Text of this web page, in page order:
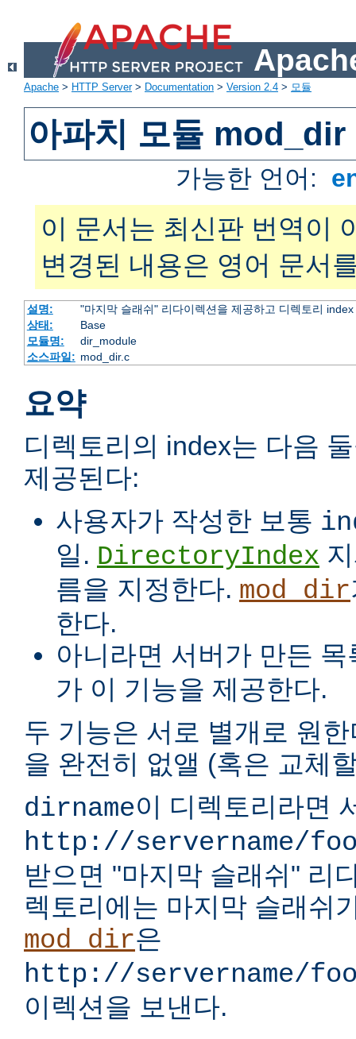
Apache > HTTP Server> Documentation > Version 2.4 > 모듈
아파치 모듈 mod_dir
가능한 언어:
이 문서는 최신판 번역이
변경된 내용은 영어 문서
설명:
"마지막 슬래쉬" 리다이렉션을 제공하고 디렉토리
상태:
Base
모듈명:
dir_module
소스파일: mod_dir.c
요약
디렉토리의 index는 다음
제공된다:
사용자가 작성한 보통
일. DirectoryIndex
름을 지정한다. mod_dir
한다.
아니라면 서버가 만든
가 이 기능을 제공한다.
두 기능은 서로 별개로 원
을 완전히 없앨 (혹은 교체
dirname이 디렉토리라면
http://servername/
받으면 "마지막 슬래쉬" 리
렉토리에는 마지막 슬래쉬
mod_dir은
http://servername/
이렉션을 보낸다.